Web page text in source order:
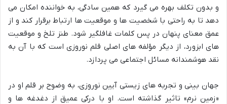
و بدون تکلف بهره می گیرد که همین سادگی، به خواننده امکان می
دهد تا به راحتی با شخصیت ها و موقعیت ها ارتباط برقرار کند و از
عمق معنای پنهان در پس کلمات غافلگیر شود. طنز تلخ و موقعیت
های ابزورد، از دیگر مؤلفه های اصلی قلم نوروزی است که با آن به
نقد هوشمندانه مسائل اجتماعی می پردازد.
جهان بینی و تجربه های زیستی آیین نوروزی، به وضوح بر قلم او در
«زمین نرم» تاثیر گذاشته است. او با درکی عمیق از دغدغه ها و